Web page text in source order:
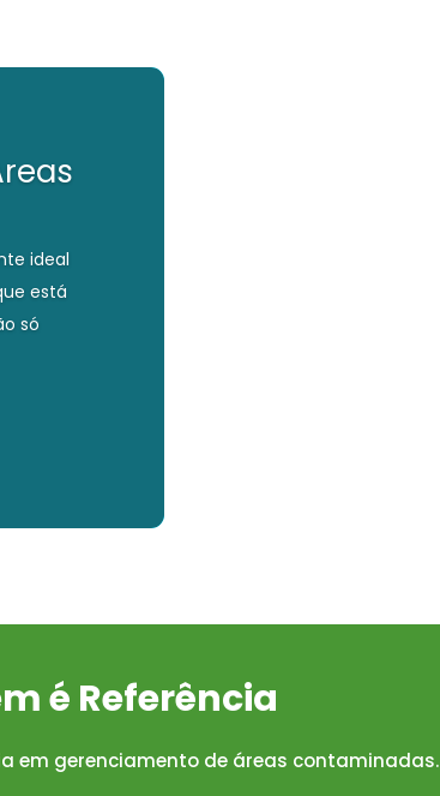
ideal
está
só
é Referência
em gerenciamento de áreas contaminadas.